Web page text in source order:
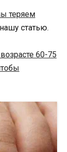
теряем
статью.
60-75